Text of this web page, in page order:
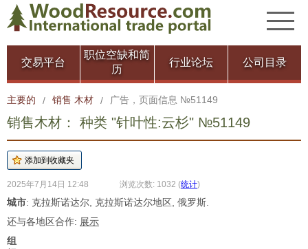
交易平台
职位空缺和简
历
行业论坛 公司目录
主要的 / 销售 木材 / 广告，页面信息 №51149
销售木材： 种类 "针叶性:云杉" №51149
2025年7月14日 12:48 浏览次数: 1032 (统计)
城市: 克拉斯诺达尔, 克拉斯诺达尔地区, 俄罗斯.
还与各地区合作: 展示
组